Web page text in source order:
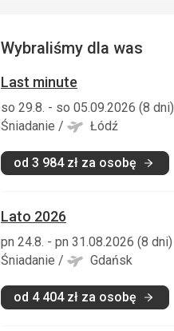
Wybraliśmy dla was
Last minute
so 29.8. - so 05.09.2026 (8 dni)
Śniadanie / Łódź
od 3 984zł za osobę
Lato 2026
pn 24.8. - pn 31.08.2026 (8 dni)
Śniadanie / Gdańsk
od 4 404zł za osobę